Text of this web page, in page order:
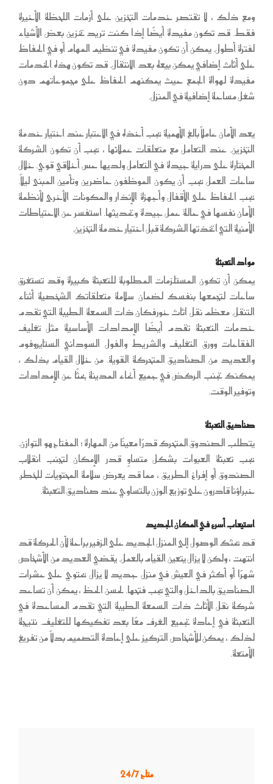
ومع ذلك ، لا تقتصر خدمات التخزين على أزمات اللحظة الأخيرة
فقط. قد تكون مفيدة أيضًا إذا كنت تريد تخزين بعض الأشياء
لفترة أطول. يمكن أن تكون مفيدة في تنظيم المهام أو في الحفاظ
على أثاث إضافي يمكن بيعه بعد الانتقال. قد تكون هذه الخدمات
مفيدة لهواة الجمع حيث يمكنهم الحفاظ على مجموعاتهم دون
شغل مساحة إضافية في المنزل.
يعد الأمان عاملاً بالغ الأهمية يجب أخذه في الاعتبار عند اختيار خدمة
التخزين. عند التعامل مع متعلقات عملائها ، يجب أن تكون الشركة
المختارة على دراية جيدة في التعامل ولديها حس أخلاقي قوي. خلال
ساعات العمل يجب أن يكون الموظفون حاضرين وتأمين المبنى ليلاً.
يجب الحفاظ على الأقفال وأجهزة الإنذار والمكونات الأخرى لأنظمة
الأمان نفسها في حالة عمل جيدة وتحديثها. استفسر عن الاحتياطات
الأمنية التي اتخذتها الشركة قبل اختيار خدمة التخزين.
مواد التعبئة
يمكن أن تكون المستلزمات المطلوبة للتعبئة كبيرة وقد تستغرق
ساعات لتجمعها بنفسك لضمان سلامة متعلقاتك الشخصية أثناء
التنقل. معظم نقل اثاث خورفكان ذات السمعة الطيبة التي تقدم
خدمات التعبئة تقدم أيضًا الإمدادات الأساسية مثل تغليف
الفقاعات وورق التغليف والشريط والفول السوداني الستايروفوم
والعديد من الصناديق المتحركة القوية. من خلال القيام بذلك ،
يمكنك تجنب الركض في جميع أنحاء المدينة بحثًا عن الإمدادات
وتوفير الوقت.
صناديق التعبئة
يتطلب الصندوق المتحرك قدرًا معينًا من المهارة ؛ المفتاح هو التوازن.
يجب تعبئة العبوات بشكل متساوٍ قدر الإمكان لتجنب انقلاب
الصندوق أو إفراغ الطريق ، مما قد يعرض سلامة المحتويات للخطر.
خبراؤنا قادرون على توزيع الوزن بالتساوي عند صناديق التعبئة.
استيعاب أسرع في المكان الجديد
قد يحثك الوصول إلى المنزل الجديد على الزفير براحة لأن الحركة قد
انتهت ، ولكن لا يزال يتعين القيام بالعمل. يقضي العديد من الأشخاص
شهرًا أو أكثر في العيش في منزل جديد لا يزال يحتوي على عشرات
الصناديق بالداخل والتي يجب فتحها. لحسن الحظ ، يمكن أن تساعد
شركة نقل الأثاث ذات السمعة الطيبة التي تقدم المساعدة في
التعبئة في إعادة تجميع الغرف معًا بعد تفكيكها للتغليف. نتيجة
لذلك ، يمكن للأشخاص التركيز على إعادة التصميم بدلاً من تفريغ
الأمتعة.
متاح 24/7